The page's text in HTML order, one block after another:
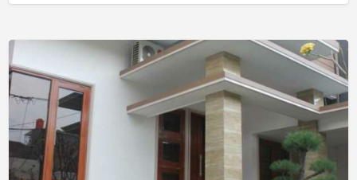
Kost
Putri
Yang
Homey
Dan